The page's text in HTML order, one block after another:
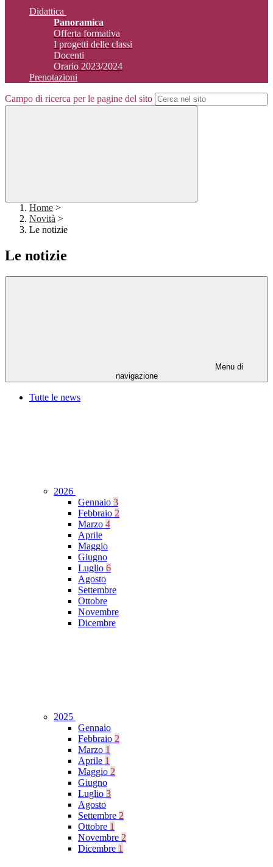
Didattica
Panoramica
Offerta formativa
I progetti delle classi
Docenti
Orario 2023/2024
Prenotazioni
Campo di ricerca per le pagine del sito
Home >
Novità >
Le notizie
Le notizie
Menu di
navigazione
Tutte le news
2026
Gennaio 3
Febbraio 2
Marzo 4
Aprile
Maggio
Giugno
Luglio 6
Agosto
Settembre
Ottobre
Novembre
Dicembre
2025
Gennaio
Febbraio 2
Marzo 1
Aprile 1
Maggio 2
Giugno
Luglio 3
Agosto
Settembre 2
Ottobre 1
Novembre 2
Dicembre 1